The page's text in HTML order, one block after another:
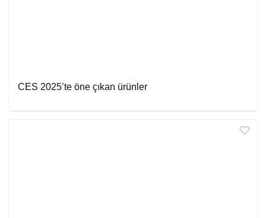
CES 2025’te öne çıkan ürünler